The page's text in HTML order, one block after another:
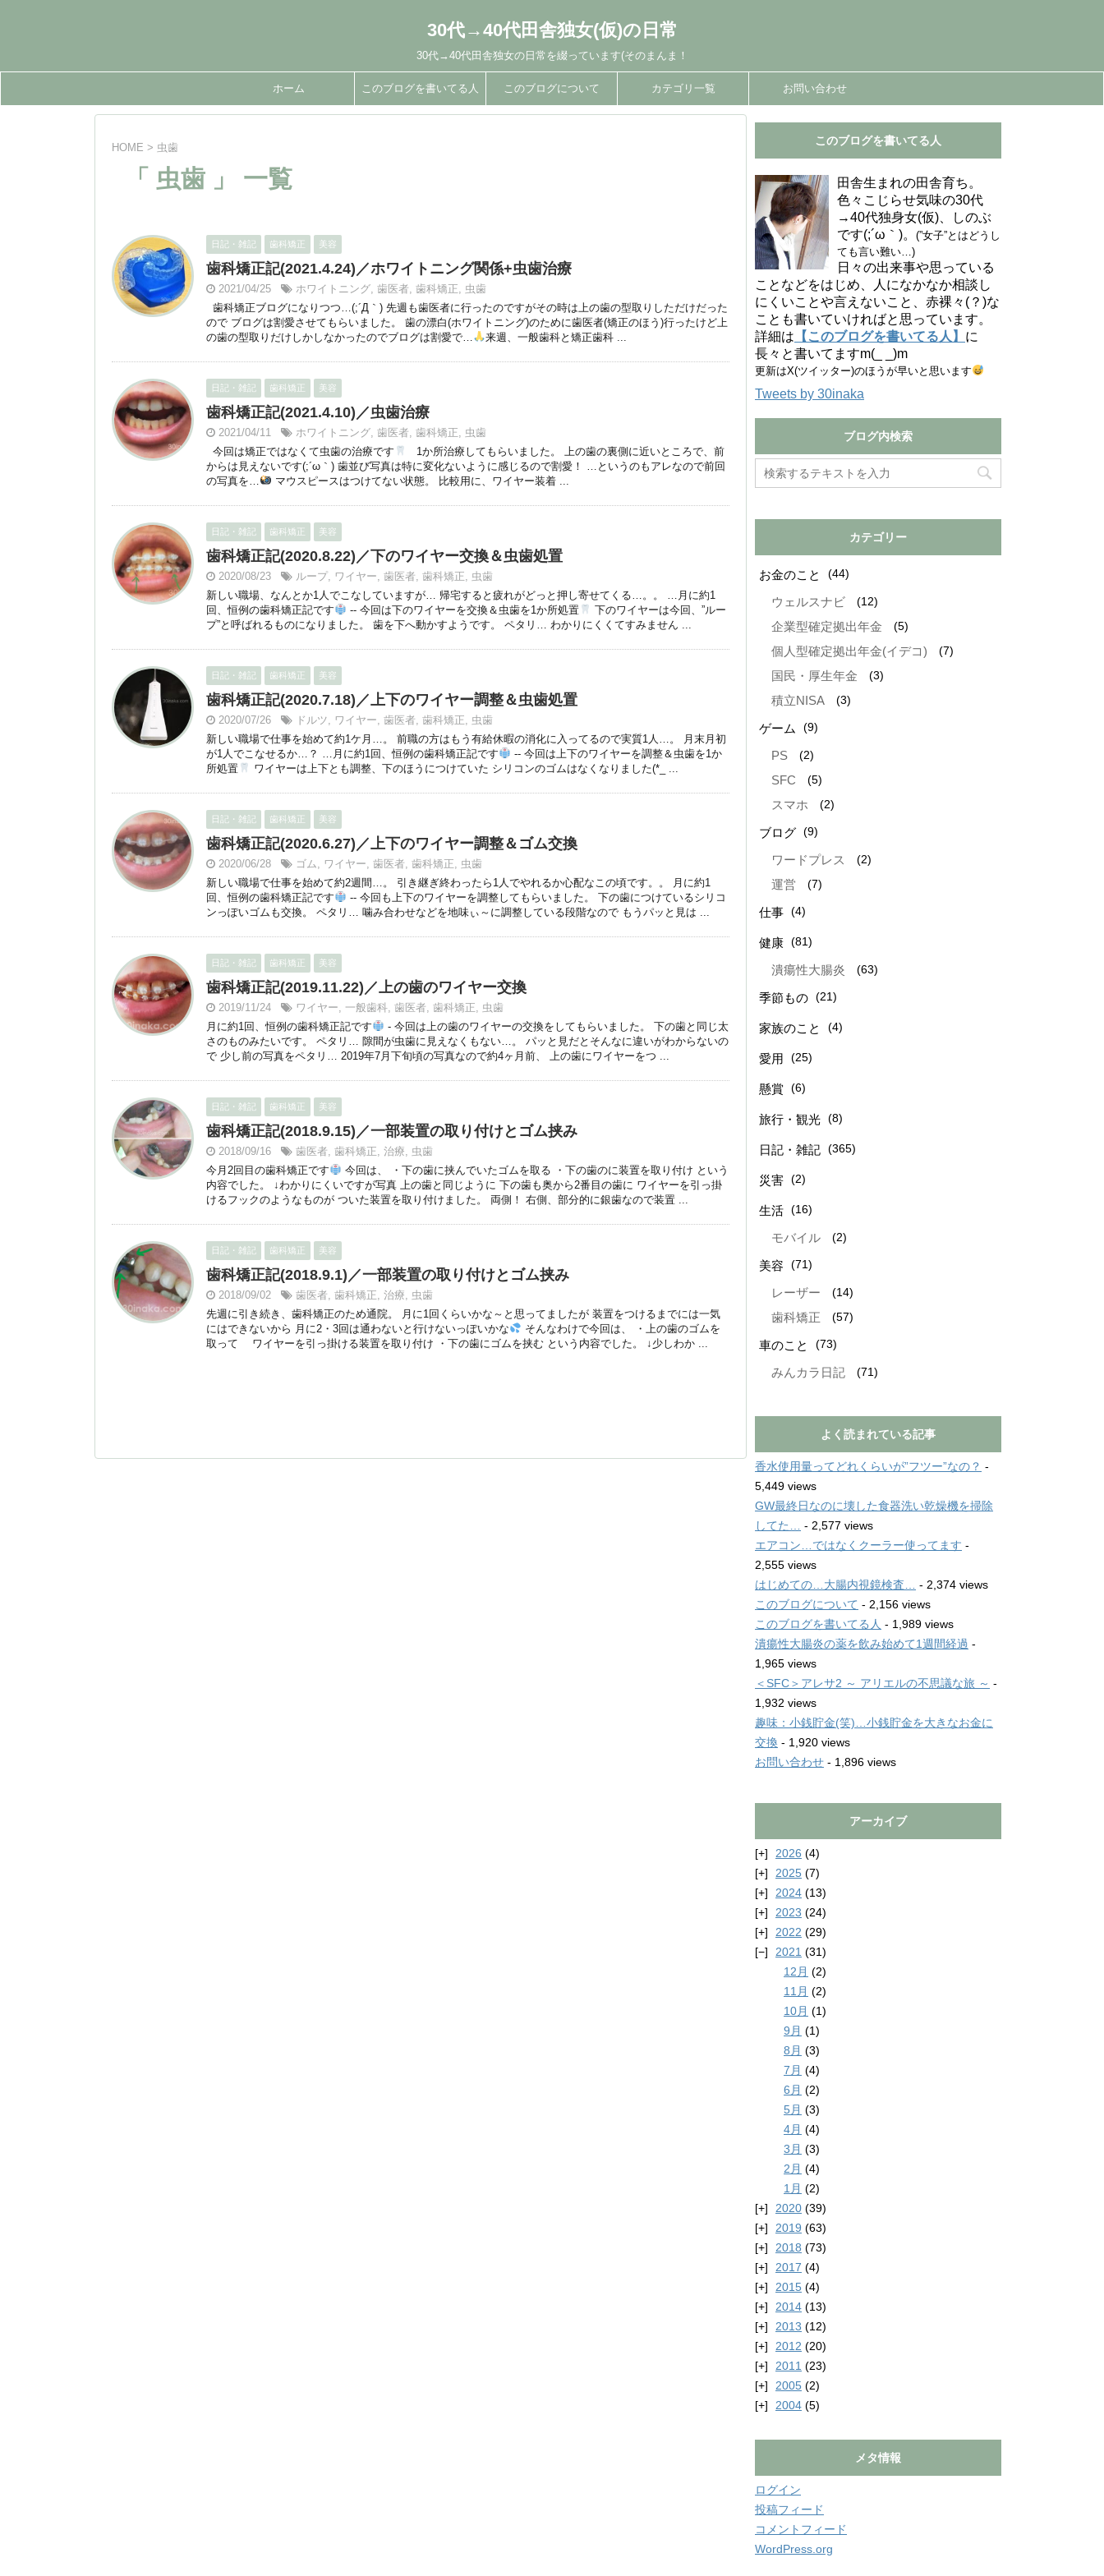
30代→40代田舎独女(仮)の日常
30代→40代田舎独女の日常を綴っています(そのまんま！
ホーム このブログを書いてる人 このブログについて カテゴリ一覧 お問い合わせ
HOME > 虫歯
「 虫歯 」 一覧
日記・雑記 歯科矯正 美容
歯科矯正記(2021.4.24)／ホワイトニング関係+虫歯治療
2021/04/25 ホワイトニング, 歯医者, 歯科矯正, 虫歯
歯科矯正ブログになりつつ…(;´Д｀) 先週も歯医者に行ったのですがその時は上の歯の型取りしただけだった
ので ブログは割愛させてもらいました。 歯の漂白(ホワイトニング)のために歯医者(矯正のほう)行ったけど上
の歯の型取りだけしかしなかったのでブログは割愛で…
来週、一般歯科と矯正歯科 ...
日記・雑記 歯科矯正 美容
歯科矯正記(2021.4.10)／虫歯治療
2021/04/11 ホワイトニング, 歯医者, 歯科矯正, 虫歯
今回は矯正ではなくて虫歯の治療です
1か所治療してもらいました。 上の歯の裏側に近いところで、前
からは見えないです(;´ω｀) 歯並び写真は特に変化ないように感じるので割愛！ …というのもアレなので前回
の写真を…
マウスピースはつけてない状態。 比較用に、ワイヤー装着 ...
日記・雑記 歯科矯正 美容
歯科矯正記(2020.8.22)／下のワイヤー交換＆虫歯処置
2020/08/23 ループ, ワイヤー, 歯医者, 歯科矯正, 虫歯
新しい職場、なんとか1人でこなしていますが… 帰宅すると疲れがどっと押し寄せてくる…。。 …月に約1
回、恒例の歯科矯正記です
-- 今回は下のワイヤーを交換＆虫歯を1か所処置
下のワイヤーは今回、”ルー
プ”と呼ばれるものになりました。 歯を下へ動かすようです。 ペタリ… わかりにくくてすみません ...
日記・雑記 歯科矯正 美容
歯科矯正記(2020.7.18)／上下のワイヤー調整＆虫歯処置
2020/07/26 ドルツ, ワイヤー, 歯医者, 歯科矯正, 虫歯
新しい職場で仕事を始めて約1ケ月…。 前職の方はもう有給休暇の消化に入ってるので実質1人…。 月末月初
が1人でこなせるか…？ …月に約1回、恒例の歯科矯正記です
-- 今回は上下のワイヤーを調整＆虫歯を1か
所処置
ワイヤーは上下とも調整、下のほうにつけていた シリコンのゴムはなくなりました(*_ ...
日記・雑記 歯科矯正 美容
歯科矯正記(2020.6.27)／上下のワイヤー調整＆ゴム交換
2020/06/28 ゴム, ワイヤー, 歯医者, 歯科矯正, 虫歯
新しい職場で仕事を始めて約2週間…。 引き継ぎ終わったら1人でやれるか心配なこの頃です。。 月に約1
回、恒例の歯科矯正記です
-- 今回も上下のワイヤーを調整してもらいました。 下の歯につけているシリコ
ンっぽいゴムも交換。 ペタリ… 噛み合わせなどを地味ぃ～に調整している段階なので もうパッと見は ...
日記・雑記 歯科矯正 美容
歯科矯正記(2019.11.22)／上の歯のワイヤー交換
2019/11/24 ワイヤー, 一般歯科, 歯医者, 歯科矯正, 虫歯
月に約1回、恒例の歯科矯正記です
- 今回は上の歯のワイヤーの交換をしてもらいました。 下の歯と同じ太
さのものみたいです。 ペタリ… 隙間が虫歯に見えなくもない…。 パッと見だとそんなに違いがわからないの
で 少し前の写真をペタリ… 2019年7月下旬頃の写真なので約4ヶ月前、 上の歯にワイヤーをつ ...
日記・雑記 歯科矯正 美容
歯科矯正記(2018.9.15)／一部装置の取り付けとゴム挟み
2018/09/16 歯医者, 歯科矯正, 治療, 虫歯
今月2回目の歯科矯正です
今回は、 ・下の歯に挟んでいたゴムを取る ・下の歯のに装置を取り付け という
内容でした。 ↓わかりにくいですが写真 上の歯と同じように 下の歯も奥から2番目の歯に ワイヤーを引っ掛
けるフックのようなものが ついた装置を取り付けました。 両側！ 右側、部分的に銀歯なので装置 ...
日記・雑記 歯科矯正 美容
歯科矯正記(2018.9.1)／一部装置の取り付けとゴム挟み
2018/09/02 歯医者, 歯科矯正, 治療, 虫歯
先週に引き続き、歯科矯正のため通院。 月に1回くらいかな～と思ってましたが 装置をつけるまでには一気
にはできないから 月に2・3回は通わないと行けないっぽいかな
そんなわけで今回は、 ・上の歯のゴムを
取って ワイヤーを引っ掛ける装置を取り付け ・下の歯にゴムを挟む という内容でした。 ↓少しわか ...
このブログを書いてる人
田舎生まれの田舎育ち。
色々こじらせ気味の30代
→40代独身女(仮)、しのぶ
です(;´ω｀)。 (”女子”とはどうし
ても言い難い…)
日々の出来事や思っている
ことなどをはじめ、人になかなか相談し
にくいことや言えないこと、赤裸々(？)な
ことも書いていければと思っています。
詳細は 【このブログを書いてる人】 に
長々と書いてますm(_ _)m
更新はX(ツイッター)のほうが早いと思います
Tweets by 30inaka
ブログ内検索
カテゴリー
お金のこと (44)
ウェルスナビ (12)
企業型確定拠出年金 (5)
個人型確定拠出年金(イデコ) (7)
国民・厚生年金 (3)
積立NISA (3)
ゲーム (9)
PS (2)
SFC (5)
スマホ (2)
ブログ (9)
ワードプレス (2)
運営 (7)
仕事 (4)
健康 (81)
潰瘍性大腸炎 (63)
季節もの (21)
家族のこと (4)
愛用 (25)
懸賞 (6)
旅行・観光 (8)
日記・雑記 (365)
災害 (2)
生活 (16)
モバイル (2)
美容 (71)
レーザー (14)
歯科矯正 (57)
車のこと (73)
みんカラ日記 (71)
よく読まれている記事
香水使用量ってどれくらいが”フツー”なの？ -
5,449 views
GW最終日なのに壊した食器洗い乾燥機を掃除
してた…
- 2,577 views
エアコン…ではなくクーラー使ってます -
2,555 views
はじめての…大腸内視鏡検査…
- 2,374 views
このブログについて - 2,156 views
このブログを書いてる人 - 1,989 views
潰瘍性大腸炎の薬を飲み始めて1週間経過 -
1,965 views
＜SFC＞アレサ2 ～ アリエルの不思議な旅 ～ -
1,932 views
趣味：小銭貯金(笑)…小銭貯金を大きなお金に
交換 - 1,920 views
お問い合わせ - 1,896 views
アーカイブ
2026 (4)
2025 (7)
2024 (13)
2023 (24)
2022 (29)
2021 (31)
12月 (2)
11月 (2)
10月 (1)
9月 (1)
8月 (3)
7月 (4)
6月 (2)
5月 (3)
4月 (4)
3月 (3)
2月 (4)
1月 (2)
2020 (39)
2019 (63)
2018 (73)
2017 (4)
2015 (4)
2014 (13)
2013 (12)
2012 (20)
2011 (23)
2005 (2)
2004 (5)
メタ情報
ログイン
投稿フィード
コメントフィード
WordPress.org